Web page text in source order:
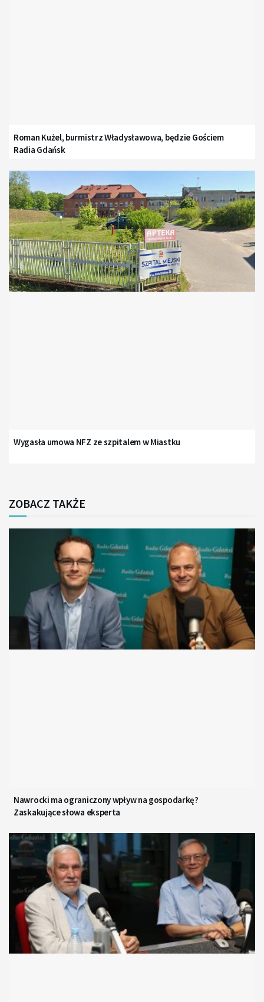
Roman Kużel, burmistrz Władysławowa, będzie Gościem
Radia Gdańsk
Wygasła umowa NFZ ze szpitalem w Miastku
ZOBACZ TAKŻE
Nawrocki ma ograniczony wpływ na gospodarkę?
Zaskakujące słowa eksperta